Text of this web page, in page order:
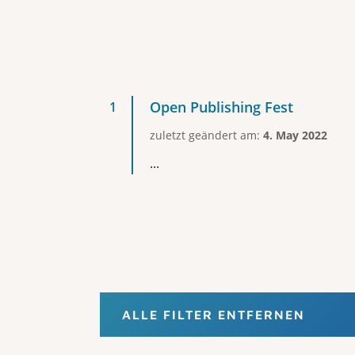
Open Publishing Fest
zuletzt geändert am: 4. May 2022
...
ALLE FILTER ENTFERNEN